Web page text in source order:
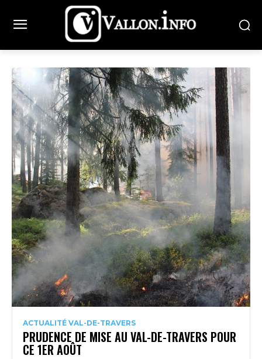
ACTUALITÉ VAL-DE-TRAVERS
PRUDENCE DE MISE AU VAL-DE-TRAVERS POUR
CE 1ER AOÛT